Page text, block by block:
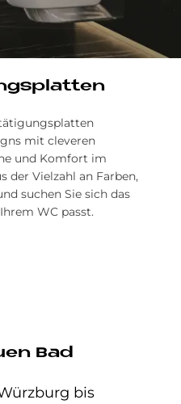
mit cleveren
und Komfort im
der Vielzahl an Farben,
suchen Sie sich das
WC passt.
Bad
bis